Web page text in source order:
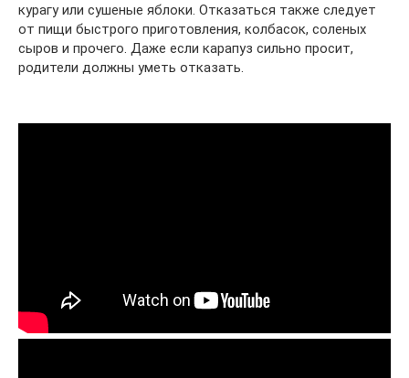
курагу или сушеные яблоки. Отказаться также следует
от пищи быстрого приготовления, колбасок, соленых
сыров и прочего. Даже если карапуз сильно просит,
родители должны уметь отказать.